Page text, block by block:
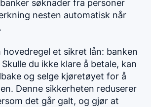
søknader fra personer
nesten automatisk når
hovedregel et sikret lån: banken
du ikke klare å betale, kan
og selge kjøretøyet for å
Denne sikkerheten reduserer
det går galt, og gjør at